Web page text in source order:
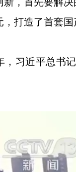
，打造了首套
习近平总书记